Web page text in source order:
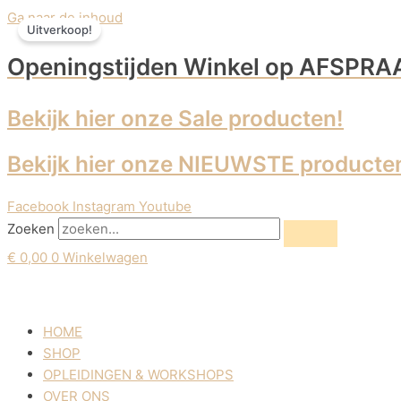
Ga naar de inhoud
Openingstijden Winkel op
Bekijk hier onze Sale producten!
Bekijk hier onze NIEUWSTE
Facebook Instagram Youtube
Zoeken
€ 0,00 0 Winkelwagen
HOME
SHOP
OPLEIDINGEN & WORKSHOPS
OVER ONS
Uitverkoop!